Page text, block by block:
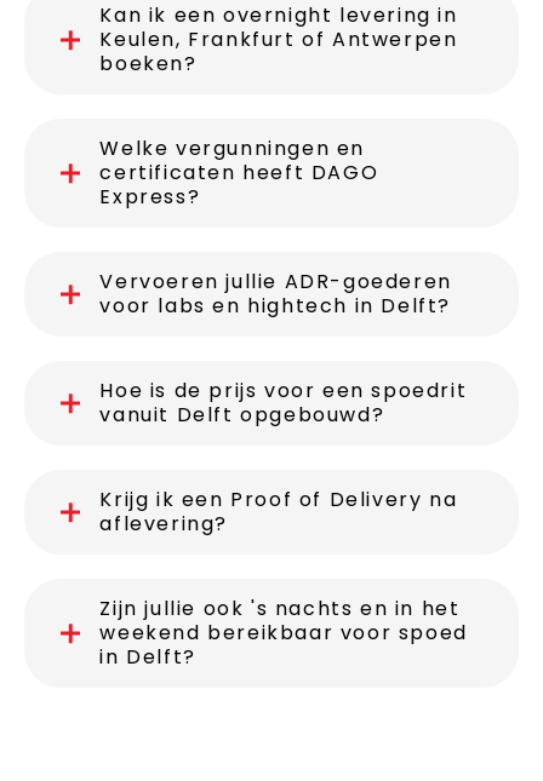
Kan ik een overnight levering in
Keulen, Frankfurt of Antwerpen
boeken?
Welke vergunningen en
certificaten heeft DAGO
Express?
Vervoeren jullie ADR-goederen
voor labs en hightech in Delft?
Hoe is de prijs voor een spoedrit
vanuit Delft opgebouwd?
Krijg ik een Proof of Delivery na
aflevering?
Zijn jullie ook 's nachts en in het
weekend bereikbaar voor spoed
in Delft?